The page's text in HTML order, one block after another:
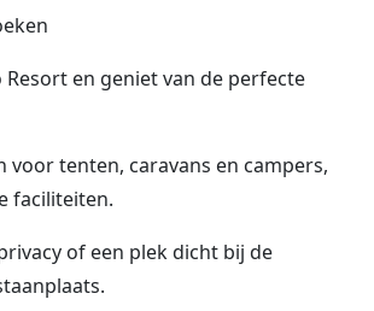
en geniet van de perfecte
voor tenten, caravans en campers,
faciliteiten.
of een plek dicht bij de